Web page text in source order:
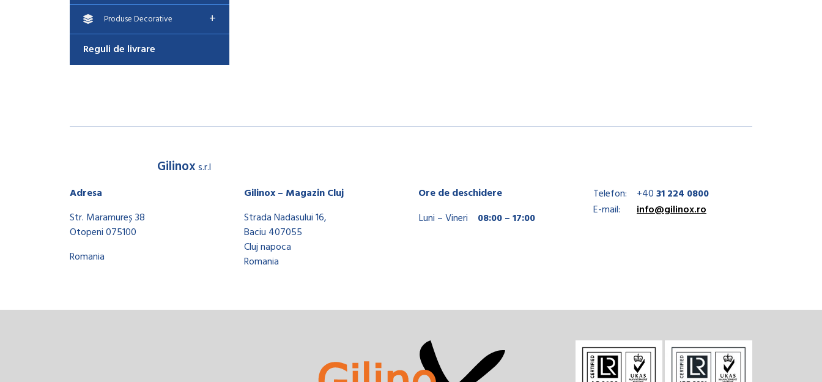
Produse Decorative +
Reguli de livrare
Gilinoxs.r.l
Adresa
Str. Maramureș 38
Otopeni 075100
Romania
Gilinox – Magazin Cluj
Strada Nadasului 16,
Baciu 407055
Cluj napoca
Romania
Ore de deschidere
Luni – Vineri
08:00 – 17:00
Telefon: +4031 224 0800
E-mail:
info@gilinox.ro